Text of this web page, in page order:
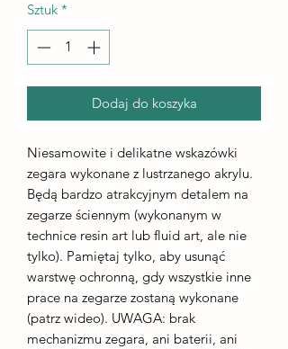
Sztuk *
Dodaj do koszyka
Niesamowite i delikatne wskazówki
zegara wykonane z lustrzanego akrylu.
Będą bardzo atrakcyjnym detalem na
zegarze ściennym (wykonanym w
technice resin art lub fluid art, ale nie
tylko). Pamiętaj tylko, aby usunąć
warstwę ochronną, gdy wszystkie inne
prace na zegarze zostaną wykonane
(patrz wideo). UWAGA: brak
mechanizmu zegara, ani baterii, ani